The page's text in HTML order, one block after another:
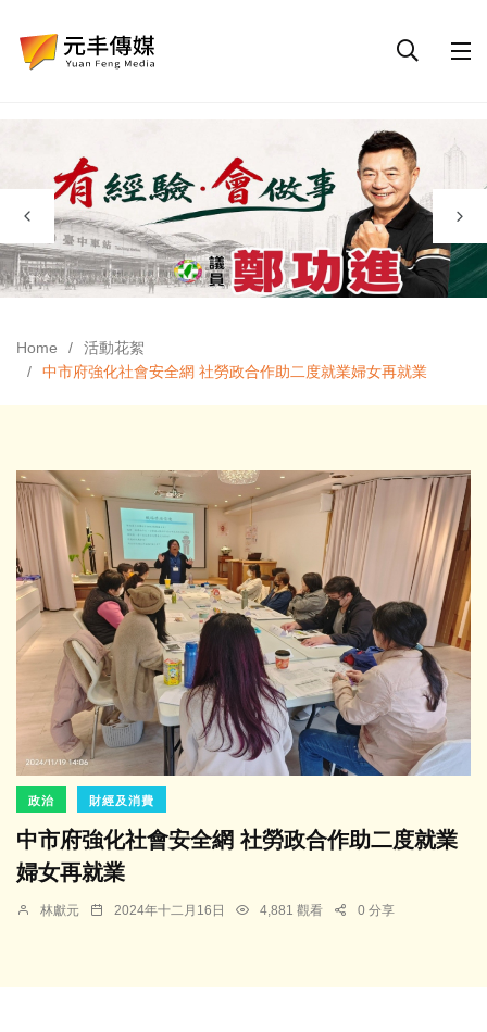
Home
活動花絮
中市府強化社會安全網 社勞政合作助二度就業婦女再就業
政治 財經及消費
中市府強化社會安全網 社勞政合作助二度就業
婦女再就業
林獻元 2024年十二月16日 4,881 觀看 0 分享